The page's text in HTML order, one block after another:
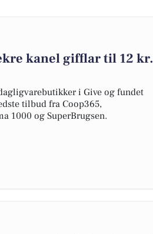
kanel gifflar til 12 kr.
i Give og fundet
tilbud fra Coop365,
1000 og SuperBrugsen.